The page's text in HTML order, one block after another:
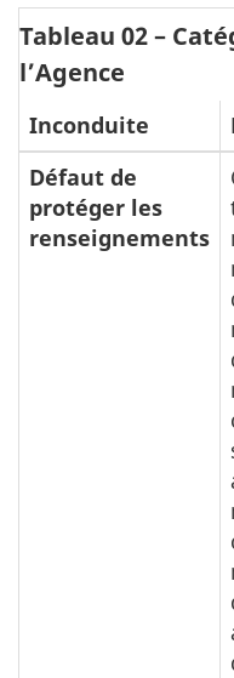
Tableau 02 –
l’Agence
Inconduite
Défaut de
protéger les
renseignements